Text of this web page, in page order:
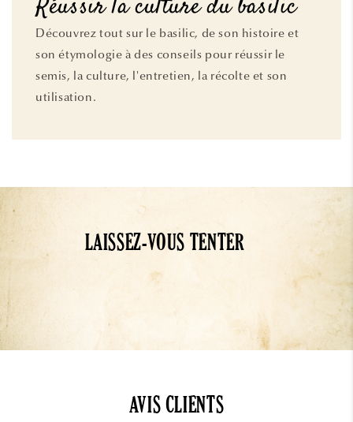
Réussir la culture du basilic
Découvrez tout sur le basilic, de son histoire et
son étymologie à des conseils pour réussir le
semis, la culture, l'entretien, la récolte et son
utilisation.
LAISSEZ-VOUS TENTER
AVIS CLIENTS